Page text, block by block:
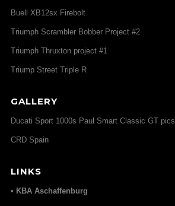
Buell XB12sx Firebolt
Triumph Scrambler Bobber Project #2
Triumph Thruxton project #1
Triump Street Triple R
GALLERY
Ducati Sport 1000s Paul Smart Classic GT pics
CRD Spain
LINKS
• KBA Aschaffenburg